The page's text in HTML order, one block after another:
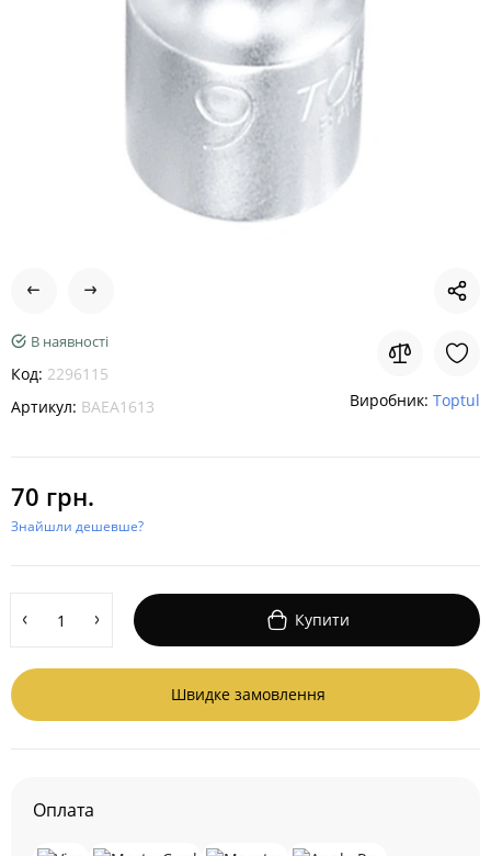
В наявності
Код: 2296115
Артикул: BAEA1613 Виробник: Toptul
70 грн.
Знайшли дешевше?
Купити
Швидке замовлення
Оплата